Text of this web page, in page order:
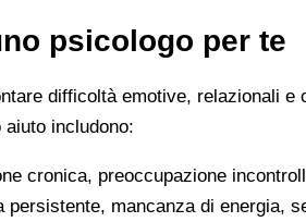
psicologo per te
difficoltà emotive, relazionali
includono:
cronica, preoccupazione
persistente, mancanza di energia,